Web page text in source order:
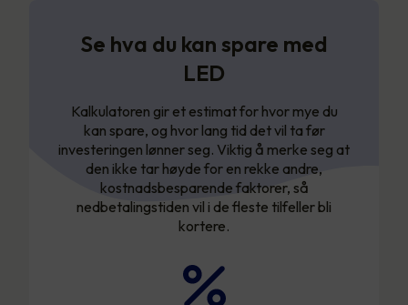
Se hva du kan spare med
LED
Kalkulatoren gir et estimat for hvor mye du
kan spare, og hvor lang tid det vil ta før
investeringen lønner seg. Viktig å merke seg at
den ikke tar høyde for en rekke andre,
kostnadsbesparende faktorer, så
nedbetalingstiden vil i de fleste tilfeller bli
kortere.